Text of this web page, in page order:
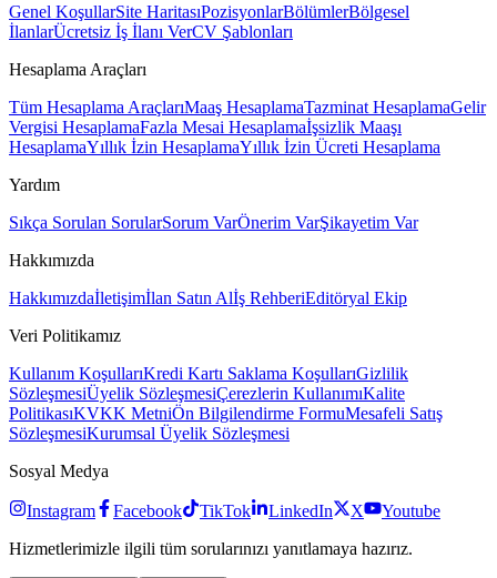
Genel KoşullarSite HaritasıPozisyonlarBölümlerBölgesel
İlanlarÜcretsiz İş İlanı VerCV Şablonları
Hesaplama Araçları
Tüm Hesaplama AraçlarıMaaş HesaplamaTazminat HesaplamaGelir
Vergisi HesaplamaFazla Mesai Hesaplamaİşsizlik Maaşı
HesaplamaYıllık İzin HesaplamaYıllık İzin Ücreti Hesaplama
Yardım
Sıkça Sorulan SorularSorum VarÖnerim VarŞikayetim Var
Hakkımızda
Hakkımızdaİletişimİlan Satın Alİş RehberiEditöryal Ekip
Veri Politikamız
Kullanım KoşullarıKredi Kartı Saklama KoşullarıGizlilik
SözleşmesiÜyelik SözleşmesiÇerezlerin KullanımıKalite
PolitikasıKVKK MetniÖn Bilgilendirme FormuMesafeli Satış
SözleşmesiKurumsal Üyelik Sözleşmesi
Sosyal Medya
Instagram Facebook TikTok LinkedIn X
Youtube
Hizmetlerimizle ilgili tüm sorularınızı yanıtlamaya hazırız.